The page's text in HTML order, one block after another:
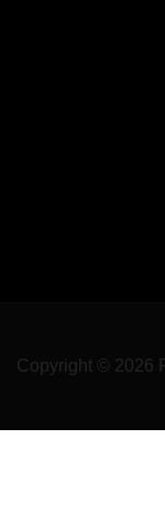
Copyright © 2026